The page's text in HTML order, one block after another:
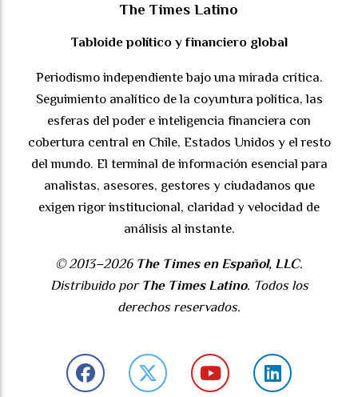
The Times Latino
Tabloide político y financiero global
Periodismo independiente bajo una mirada crítica.
Seguimiento analítico de la coyuntura política, las
esferas del poder e inteligencia financiera con
cobertura central en Chile, Estados Unidos y el resto
del mundo. El terminal de información esencial para
analistas, asesores, gestores y ciudadanos que
exigen rigor institucional, claridad y velocidad de
análisis al instante.
© 2013–2026 The Times en Español, LLC.
Distribuido por The Times Latino. Todos los
derechos reservados.